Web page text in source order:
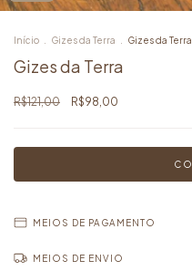
Início Gizes da Terra Gizes da Terra
Gizes da Terra
R$121,00 R$98,00
MEIOS DE PAGAMENTO
MEIOS DE ENVIO